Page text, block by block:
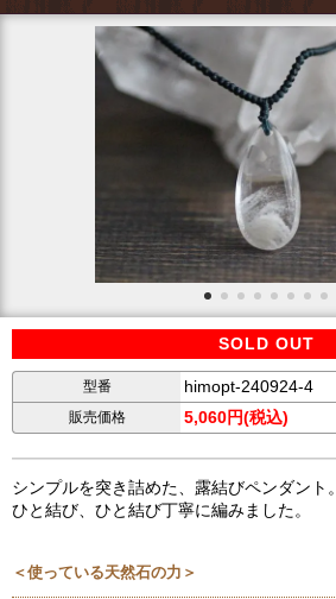
SOLD OUT
型番 himopt-240924-4
販売価格 5,060円(税込)
シンプルを突き詰めた、露結びペンダント。
ひと結び、ひと結び丁寧に編みました。
＜使っている天然石の力＞